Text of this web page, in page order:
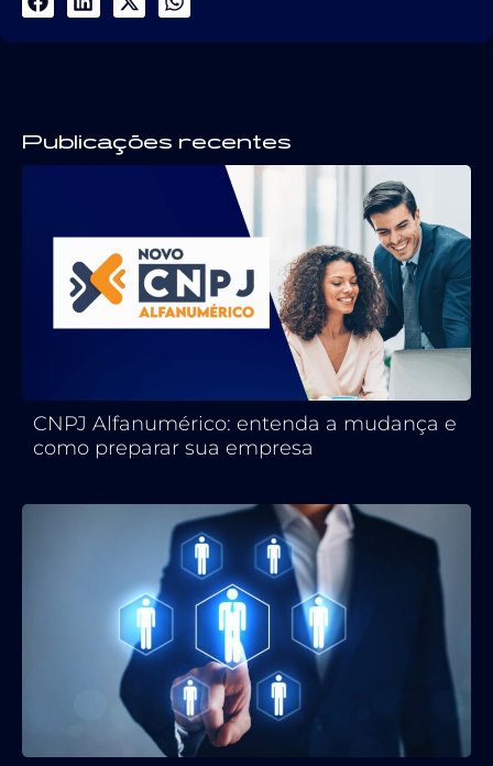
Publicações recentes
CNPJ Alfanumérico: entenda a mudança e
como preparar sua empresa